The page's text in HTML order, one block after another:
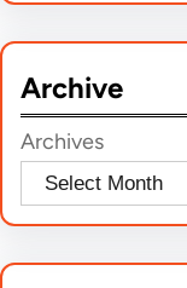
c
h
Archive
Archives